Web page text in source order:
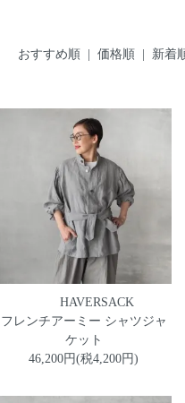
おすすめ順 | 価格順 | 新着
HAVERSACK
フレンチアーミー シャツジャ
ケット
46,200円(税4,200円)